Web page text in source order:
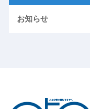
お知らせ